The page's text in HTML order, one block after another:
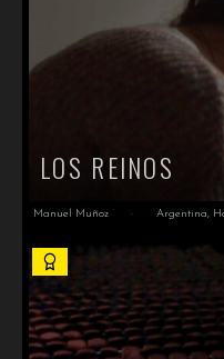
LOS REINOS
Manuel Muñoz ·